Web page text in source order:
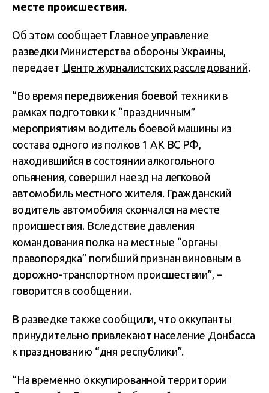
месте происшествия.
Об этом сообщает Главное управление
разведки Министерства обороны Украины,
передает Центр журналистских расследований.
“Во время передвижения боевой техники в
рамках подготовки к “праздничным”
мероприятиям водитель боевой машины из
состава одного из полков 1 АК ВС РФ,
находившийся в состоянии алкогольного
опьянения, совершил наезд на легковой
автомобиль местного жителя. Гражданский
водитель автомобиля скончался на месте
происшествия. Вследствие давления
командования полка на местные “органы
правопорядка” погибший признан виновным в
дорожно-транспортном происшествии”, –
говорится в сообщении.
В разведке также сообщили, что оккупанты
принудительно привлекают население Донбасса
к празднованию “дня республики”.
“На временно оккупированной территории